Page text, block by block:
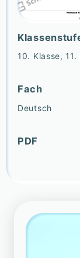
10. Klasse,
Fach
Deutsch
PDF